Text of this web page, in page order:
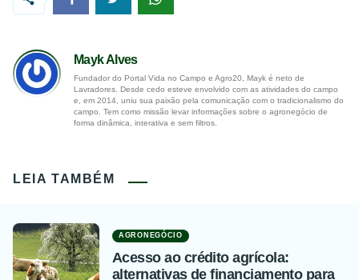
Mayk Alves
Fundador do Portal Vida no Campo e Agro20, Mayk é neto de
Lavradores. Desde cedo esteve envolvido com as atividades do campo
e, em 2014, uniu sua paixão pela comunicação com o tradicionalismo do
campo. Tem como missão levar informações sobre o agronegócio de
forma dinâmica, interativa e sem filtros.
LEIA TAMBÉM
AGRONEGÓCIO
Acesso ao crédito agrícola:
alternativas de financiamento para